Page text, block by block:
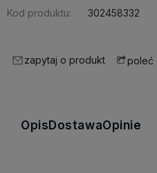
Kod produktu:
302458332
zapytaj o produkt poleć
Opis DostawaOpinie